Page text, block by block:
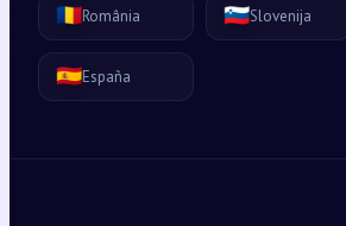
🇷🇴România 🇸🇮Slovenija
🇪🇸España